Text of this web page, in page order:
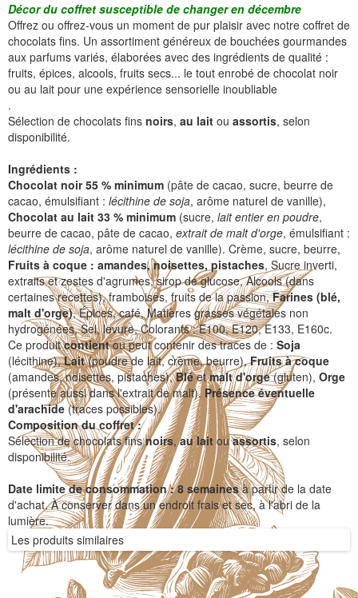
Décor du coffret susceptible de changer en décembre
Offrez ou offrez-vous un moment de pur plaisir avec notre coffret de
chocolats fins. Un assortiment généreux de bouchées gourmandes
aux parfums variés, élaborées avec des ingrédients de qualité :
fruits, épices, alcools, fruits secs... le tout enrobé de chocolat noir
ou au lait pour une expérience sensorielle inoubliable
.
Sélection de chocolats fins noirs, au lait ou assortis, selon
disponibilité.
Ingrédients :
Chocolat noir 55 % minimum (pâte de cacao, sucre, beurre de
cacao, émulsifiant : lécithine de soja, arôme naturel de vanille),
Chocolat au lait 33 % minimum (sucre, lait entier en poudre,
beurre de cacao, pâte de cacao, extrait de malt d'orge, émulsifiant :
lécithine de soja, arôme naturel de vanille). Crème, sucre, beurre,
Fruits à coque : amandes, noisettes, pistaches, Sucre inverti,
extraits et zestes d'agrumes, sirop de glucose, Alcools (dans
certaines recettes), framboises, fruits de la passion,Farines (blé,
malt d'orge), Épices, café, Matières grasses végétales non
hydrogénées, Sel, levure, Colorants : E100, E120, E133, E160c.
Ce produitcontientou peut contenir des traces de : Soja
(lécithine),Lait(poudre de lait, crème, beurre),Fruits à coque
(amandes, noisettes, pistaches),Bléetmalt d'orge(gluten), Orge
(présente aussi dans l'extrait de malt). Présence éventuelle
d'arachide (traces possibles).
Composition du coffret :
Sélection de chocolats finsnoirs,au laitouassortis, selon
disponibilité.
Date limite de consommation : 8 semainesà partir de la date
d'achat. À conserver dans un endroit frais et sec, à l'abri de la
lumière.
Les produits similaires